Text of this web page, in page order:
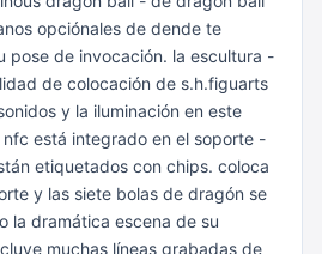
opciónales de dende te
pose de invocación. la escultura -
de colocación de s.h.figuarts
y la iluminación en este
está integrado en el soporte -
etiquetados con chips. coloca
y las siete bolas de dragón se
la dramática escena de su
muchas líneas grabadas de